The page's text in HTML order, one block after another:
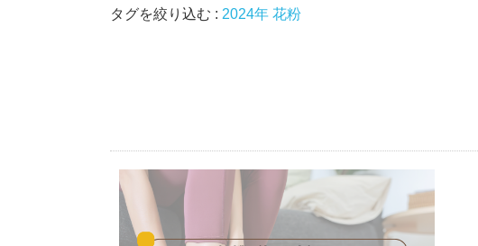
タグを絞り込む : 2024年 花粉